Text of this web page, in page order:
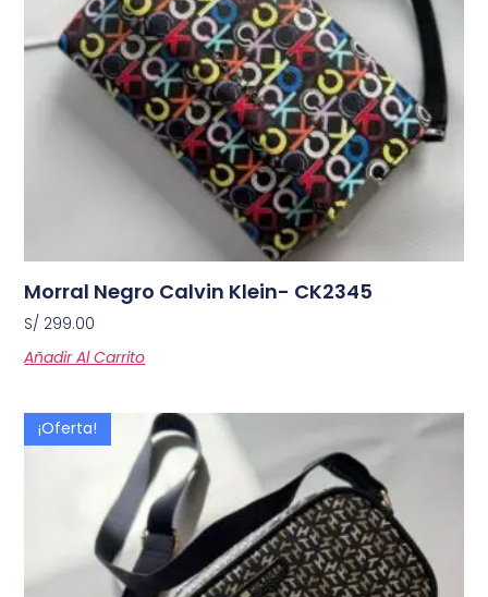
Morral Negro Calvin Klein- CK2345
S/ 299.00
Añadir Al Carrito
¡Oferta!